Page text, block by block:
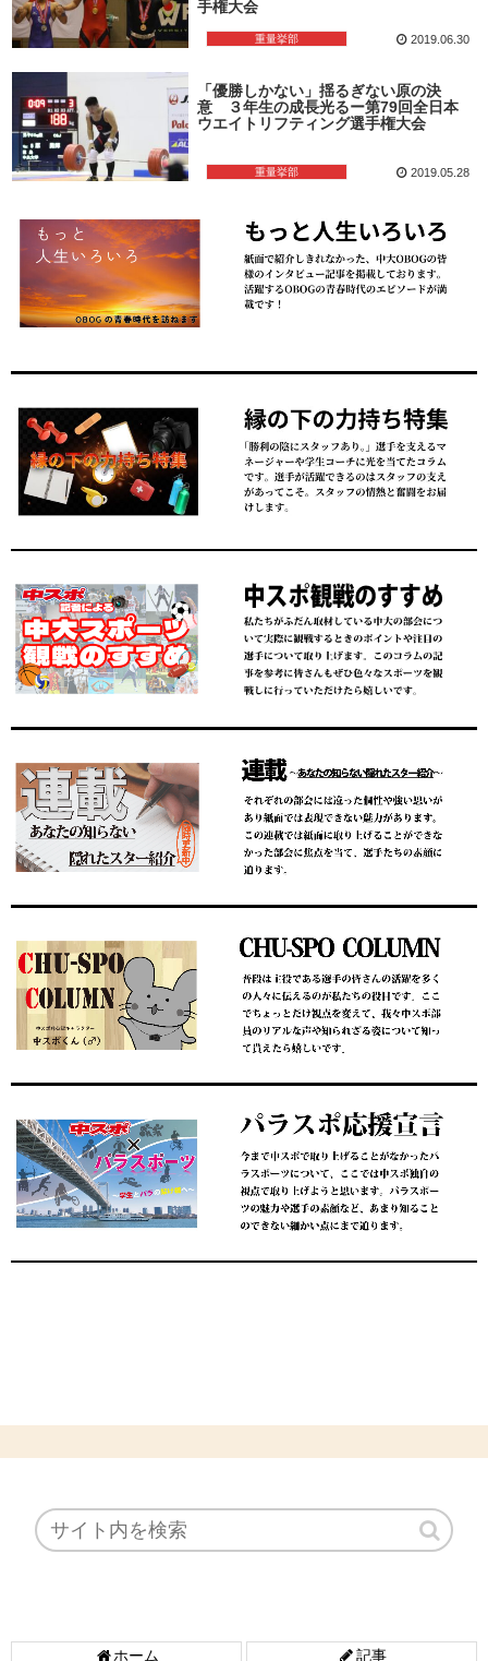
重量挙部
手権大会
2019.06.30
重量挙部
「優勝しかない」揺るぎない原の決
意 ３年生の成長光るー第79回全日本
ウエイトリフティング選手権大会
2019.05.28
ホーム 記事